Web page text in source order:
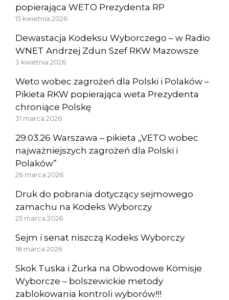
popierająca WETO Prezydenta RP
15 kwietnia 2026
Dewastacja Kodeksu Wyborczego – w Radio
WNET Andrzej Zdun Szef RKW Mazowsze
3 kwietnia 2026
Weto wobec zagrożeń dla Polski i Polaków –
Pikieta RKW popierająca weta Prezydenta
chroniące Polskę
31 marca 2026
29.03.26 Warszawa – pikieta „VETO wobec
najważniejszych zagrożeń dla Polski i
Polaków”
26 marca 2026
Druk do pobrania dotyczący sejmowego
zamachu na Kodeks Wyborczy
25 marca 2026
Sejm i senat niszczą Kodeks Wyborczy
18 marca 2026
Skok Tuska i Żurka na Obwodowe Komisje
Wyborcze – bolszewickie metody
zablokowania kontroli wyborów!!!